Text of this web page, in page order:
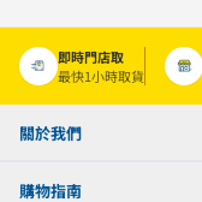
即時門店取
最快1小時取貨
關於我們
購物指南